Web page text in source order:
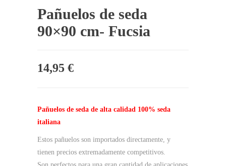
Pañuelos de seda
90×90 cm- Fucsia
14,95 €
Pañuelos de seda de alta calidad 100% seda
italiana
Estos pañuelos son importados directamente, y
tienen precios extremadamente competitivos.